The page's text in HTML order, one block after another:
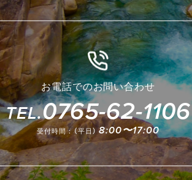
お電話でのお問い合わせ
TEL.0765-62-1106
受付時間：（平日） 8:00〜17:00